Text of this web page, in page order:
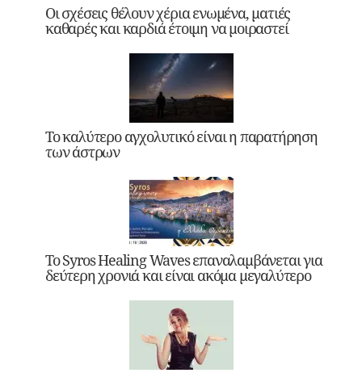
Οι σχέσεις θέλουν χέρια ενωμένα, ματιές
καθαρές και καρδιά έτοιμη να μοιραστεί
Το καλύτερο αγχολυτικό είναι η παρατήρηση
των άστρων
Το Syros Healing Waves επαναλαμβάνεται για
δεύτερη χρονιά και είναι ακόμα μεγαλύτερο